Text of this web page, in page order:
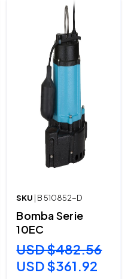
SKU | B 510852-D
Bomba Serie
10EC
USD $482.56
USD $361.92